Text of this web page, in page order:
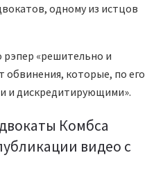
одному из истцов
рэпер «решительно и
обвинения, которые, по его
и дискредитирующими».
Комбса
видео с